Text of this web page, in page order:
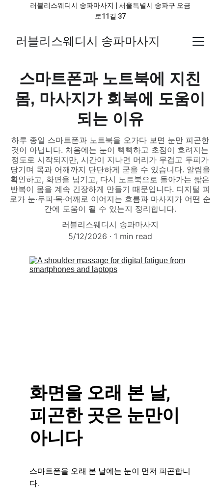
러블리스웨디시 송파마사지 | 서울특별시 송파구 오금
로11길 37
러블리스웨디시 송파마사지
스마트폰과 노트북에 지친
몸, 마사지가 회복에 도움이
되는 이유
하루 종일 스마트폰과 노트북을 오가다 보면 눈만 피곤한
것이 아닙니다. 처음에는 눈이 뻑뻑하고 초점이 흐려지는
정도로 시작되지만, 시간이 지나면 머리가 무겁고 두피가
당기며 목과 어깨까지 단단하게 굳을 수 있습니다. 알림을
확인하고, 화면을 넘기고, 다시 노트북으로 돌아가는 짧은
반복이 몸을 계속 긴장하게 만들기 때문입니다. 디지털 피
로가 눈·두피·목·어깨로 이어지는 흐름과 마사지가 어떤 순
간에 도움이 될 수 있는지 정리합니다.
러블리스웨디시 송파마사지
5/12/2026
1 min read
화면을 오래 본 날,
피곤한 곳은 눈만이
아니다
스마트폰을 오래 본 날에는 눈이 먼저 피곤합니
다.